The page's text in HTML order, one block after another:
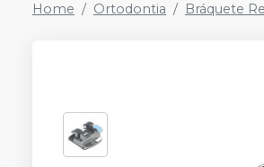
Home Ortodontia Bráquete